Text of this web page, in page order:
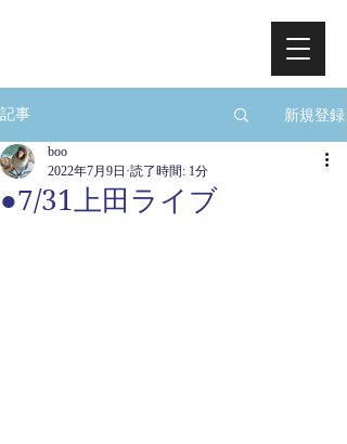
記事 新規登録
●7/31上田ライブ
boo
2022年7月9日 読了時間: 1分